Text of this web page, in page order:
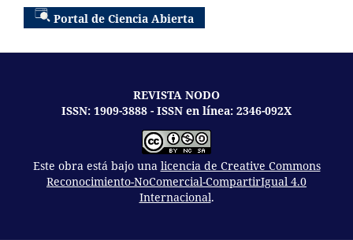
Portal de Ciencia Abierta
REVISTA NODO
ISSN: 1909-3888 - ISSN en línea: 2346-092X
Este obra está bajo una licencia de Creative Commons
Reconocimiento-NoComercial-CompartirIgual 4.0
Internacional.